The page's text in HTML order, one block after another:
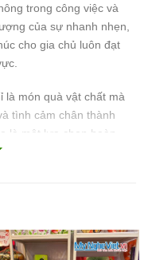
trong công việc và
của sự nhanh nhẹn,
cho gia chủ luôn đạt
là món quà vật chất mà
tình cảm chân thành
là một lựa chọn hoàn
khai trương hay lễ kỷ
nước đại là biểu tượng